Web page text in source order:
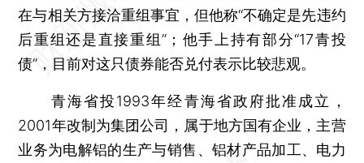
在与相关方接洽重组事宜，但他称“不确定是先违约
后重组还是直接重组”；他手上持有部分“17青投
债”，目前对这只债券能否兑付表示比较悲观。
青海省投1993年经青海省政府批准成立，
2001年改制为集团公司，属于地方国有企业，主营
业务为电解铝的生产与销售、铝材产品加工、电力